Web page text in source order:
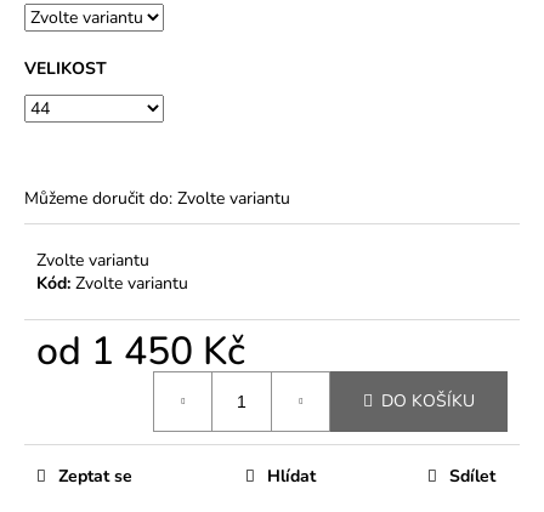
VELIKOST
Můžeme doručit do: Zvolte variantu
Zvolte variantu
Kód: Zvolte variantu
od 1 450 Kč
DO KOŠÍKU
Zeptat se Hlídat Sdílet